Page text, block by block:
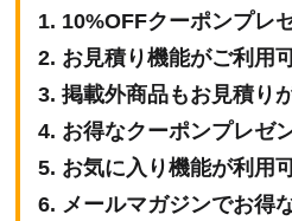
10%OFFクーポンプレ
お見積り機能がご利用
掲載外商品もお見積り
お得なクーポンプレゼ
お気に入り機能が利用
メールマガジンでお得